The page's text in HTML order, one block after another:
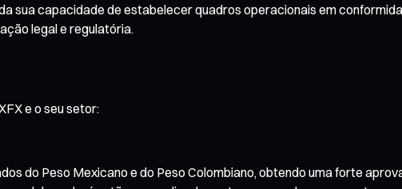
sua capacidade de estabelecer quadros operacionais em
legal e regulatória.
e o seu setor:
do Peso Mexicano e do Peso Colombiano, obtendo uma forte